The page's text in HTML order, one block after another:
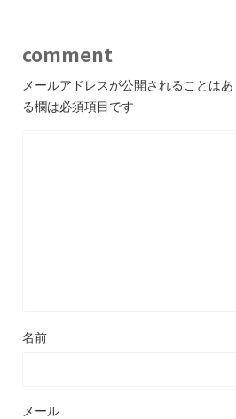
comment
メールアドレスが公開されることはあ
る欄は必須項目です
名前
メール